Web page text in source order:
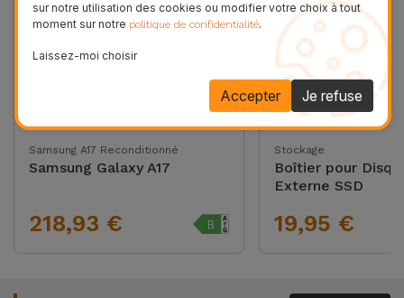
Samsung A17 Reconditionné
Samsung Galaxy A17
218,93 €
Stockage
Boîtier pour
Externe SSD
19,95 €
sur notre utilisation des cookies ou modifier votre choix à tout
moment sur notre politique de confidentialité.
Laissez-moi choisir
Je refuse
Accepter